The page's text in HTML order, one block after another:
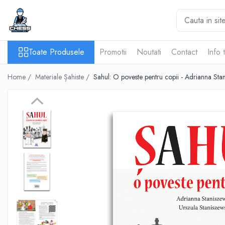
Toate Produsele
Materiale Șahiste
Accesorii tabla
Biografice
Biografice
Ceasuri Pentru Diverse Jocuri
Ceasuri
Tabla De Sah Din Lemn
Cluburi Si Scoli
Colectie De Partide
colectie de partide
Computere de sah
Toate Produsele Promotii Noutati Contact Info
Home / Materiale Șahiste / Sahul: O poveste pentru copii - Adrianna